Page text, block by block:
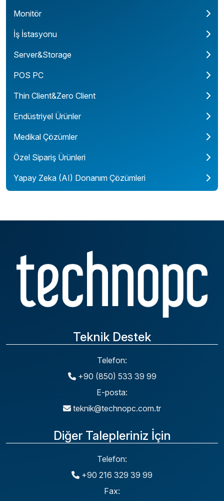
Monitör
İş İstasyonu
Server&Storage
POS PC
Thin Client&Zero Client
Endüstriyel Ürünler
Medikal Çözümler
Özel Sipariş Ürünleri
Yapay Zeka (AI) Donanım Çözümleri
Teknik Destek
Telefon:
+90 (850) 533 39 99
E-posta:
teknik@technopc.com.tr
Diğer Talepleriniz İçin
Telefon:
+90 216 329 39 99
Fax: